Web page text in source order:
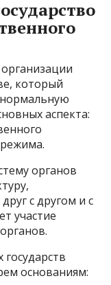
который
нормальную
аспекта:
органов
с другом и с
участие
основаниям: